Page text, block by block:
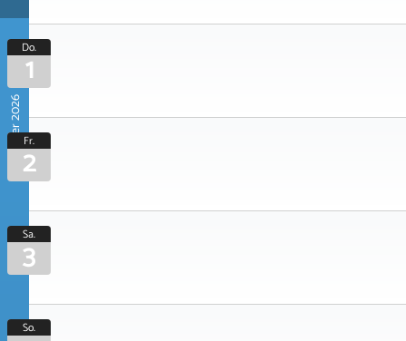
Oktober 2026
Do.
1
Fr.
2
Sa.
3
So.